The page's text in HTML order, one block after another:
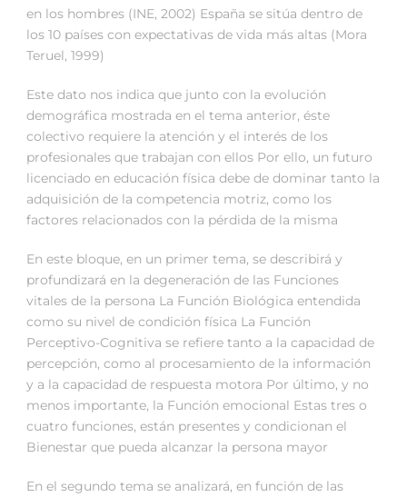
en los hombres (INE, 2002) España se sitúa dentro de
los 10 países con expectativas de vida más altas (Mora
Teruel, 1999)
Este dato nos indica que junto con la evolución
demográfica mostrada en el tema anterior, éste
colectivo requiere la atención y el interés de los
profesionales que trabajan con ellos Por ello, un futuro
licenciado en educación física debe de dominar tanto la
adquisición de la competencia motriz, como los
factores relacionados con la pérdida de la misma
En este bloque, en un primer tema, se describirá y
profundizará en la degeneración de las Funciones
vitales de la persona La Función Biológica entendida
como su nivel de condición física La Función
Perceptivo-Cognitiva se refiere tanto a la capacidad de
percepción, como al procesamiento de la información
y a la capacidad de respuesta motora Por último, y no
menos importante, la Función emocional Estas tres o
cuatro funciones, están presentes y condicionan el
Bienestar que pueda alcanzar la persona mayor
En el segundo tema se analizará, en función de las